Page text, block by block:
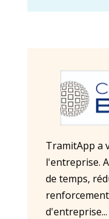
TramitApp a
l'entreprise.
de temps,